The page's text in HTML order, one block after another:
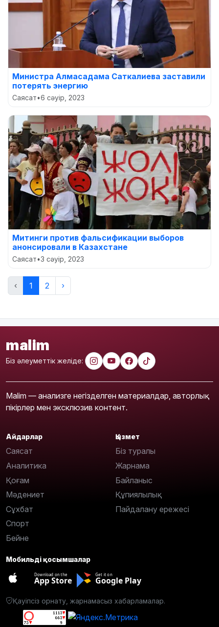
Министра Алмасадама Саткалиева заставили
потерять энергию
Саясат•6 сәуір, 2023
Митинги против фальсификации выборов
анонсировали в Казахстане
Саясат•3 сәуір, 2023
‹ 1 2 ›
malim
Біз әлеуметтік желіде:
Malim — анализге негізделген материалдар, авторлық
пікірлер мен эксклюзив контент.
Айдарлар
Саясат
Аналитика
Қоғам
Мәдениет
Сұхбат
Спорт
Бейне
Қызмет
Біз туралы
Жарнама
Байланыс
Құпиялылық
Пайдалану ережесі
Мобильді қосымшалар
Download on the
App Store
Get it on
Google Play
Қауіпсіз орнату, жарнамасыз хабарламалар.